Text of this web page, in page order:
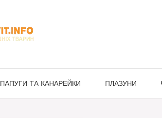
ПАПУГИ ТА КАНАРЕЙКИ ПЛАЗУНИ